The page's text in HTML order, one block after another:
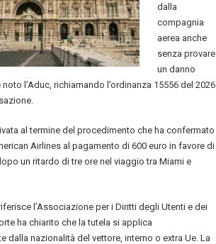
dalla
compagnia
aerea anche
senza provare
un danno
l’Aduc, richiamando l’ordinanza 15556 del 2026
al termine del procedimento che ha confermato
Airlines al pagamento di 600 euro in favore di
un ritardo di tre ore nel viaggio tra Miami e
l’Associazione per i Diritti degli Utenti e dei
ha chiarito che la tutela si applica
dalla nazionalità del vettore, interno o extra Ue. La